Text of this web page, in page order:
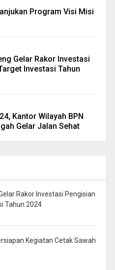
Program Visi Misi
Gelar Rakor Investasi
Investasi Tahun
Kantor Wilayah BPN
Gelar Jalan Sehat
Rakor Investasi Pengisian
Tahun 2024
Kegiatan Cetak Sawah